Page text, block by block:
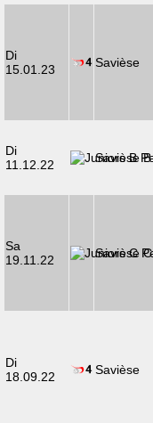
Di
15.01.23
Savièse
Di
11.12.22
Savièse B
Sa
19.11.22
Savièse C
Di
18.09.22
Savièse